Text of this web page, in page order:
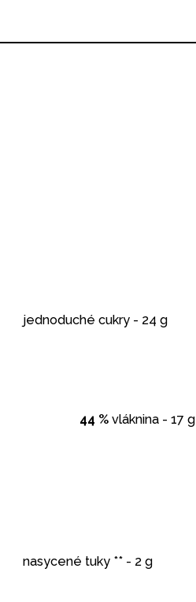
jednoduché cukry - 24 g
44 % vláknina - 17 g
nasycené tuky ** - 2 g